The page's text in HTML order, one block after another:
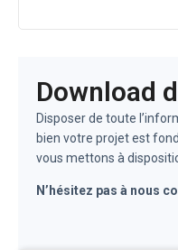
Download
Disposer de toute
bien votre projet est
vous mettons à
N’hésitez pas à nous